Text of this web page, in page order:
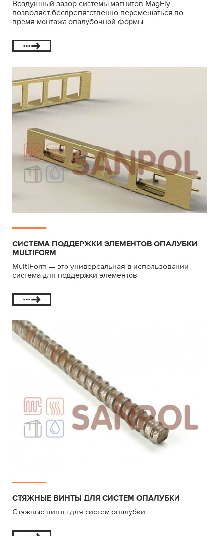
Воздушный зазор системы магнитов MagFly
позволяет беспрепятственно перемещаться во
время монтажа опалубочной формы.
СИСТЕМА ПОДДЕРЖКИ ЭЛЕМЕНТОВ ОПАЛУБКИ
MULTIFORM
MultiForm — это универсальная в использовании
система для поддержки элементов
СТЯЖНЫЕ ВИНТЫ ДЛЯ СИСТЕМ ОПАЛУБКИ
Стяжные винты для систем опалубки